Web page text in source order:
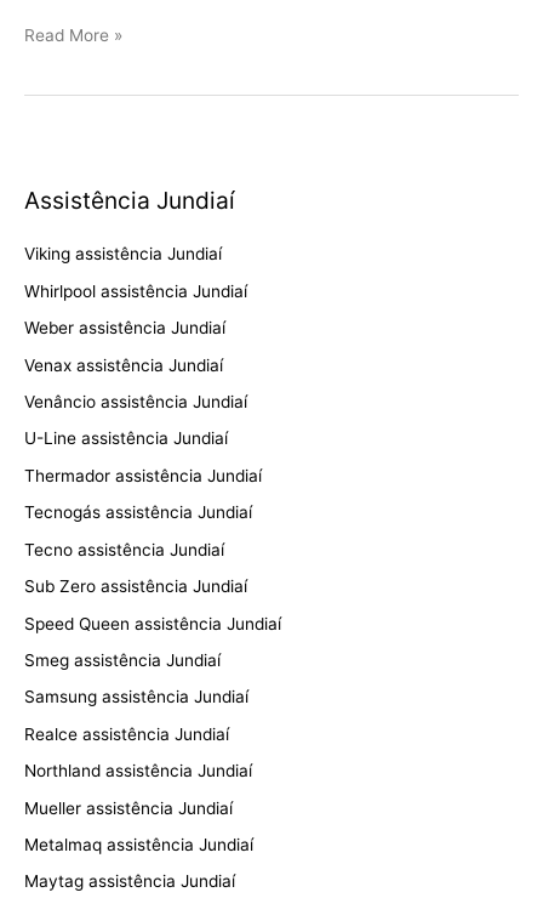
Jundiaí
Read More »
Assistência Jundiaí
Viking assistência Jundiaí
Whirlpool assistência Jundiaí
Weber assistência Jundiaí
Venax assistência Jundiaí
Venâncio assistência Jundiaí
U-Line assistência Jundiaí
Thermador assistência Jundiaí
Tecnogás assistência Jundiaí
Tecno assistência Jundiaí
Sub Zero assistência Jundiaí
Speed Queen assistência Jundiaí
Smeg assistência Jundiaí
Samsung assistência Jundiaí
Realce assistência Jundiaí
Northland assistência Jundiaí
Mueller assistência Jundiaí
Metalmaq assistência Jundiaí
Maytag assistência Jundiaí